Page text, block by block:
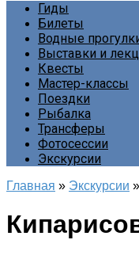
Гиды
Билеты
Водные
Выставки и
Квесты
Мастер-классы
Поездки
Рыбалка
Трансферы
Фотосессии
Экскурсии
Главная » Экскурсии »